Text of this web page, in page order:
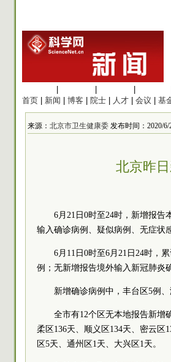
首页
新闻 博客 院士 人才 会议 基
来源： 北京市卫生健康委 发布时间：2020/6/
北京昨
6月21日0时至24时，新增报
输入确诊病例、疑似病例、无症状
6月11日0时至6月21日24时，
例；无新增报告境外输入新冠肺炎
新增确诊病例中，丰台区5例
全市有12个区无本地报告新增
柔区136天、顺义区134天、密云区
区5天、通州区1天、大兴区1天。